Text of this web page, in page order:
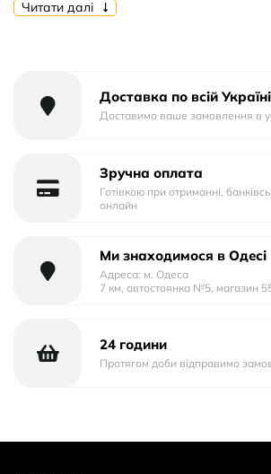
Тип матеріалу: Силікон
Читати далі
Доставка по всій Україні
Доставимо ваше замовлення в
Зручна оплата
Готівкою при отриманні,
онлайн
Ми знаходимося в Одесі
Адреса: м. Одеса
7 км, автостоянка №5, магазин
24 години
Протягом доби відправимо